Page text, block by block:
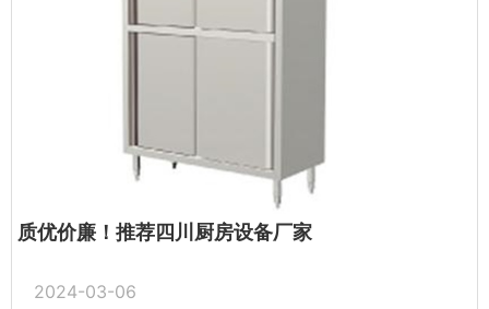
质优价廉！推荐四川厨房设备厂家
2024-03-06